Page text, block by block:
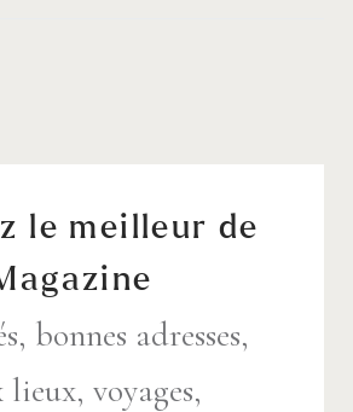
le meilleur de
bonnes adresses,
lieux, voyages,